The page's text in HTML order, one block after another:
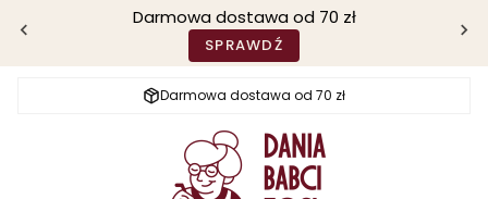
Darmowa dostawa od 70 zł
SPRAWDŹ
Darmowa dostawa od 70 zł